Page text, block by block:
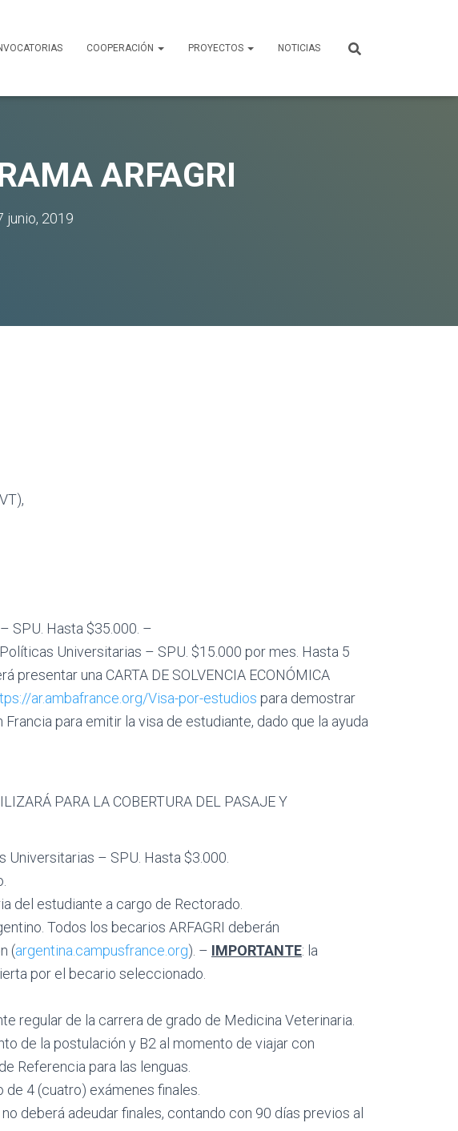
COOPERACIÓN PROYECTOS NOTICIAS
ARFAGRI
junio, 2019
SPU. Hasta $35.000. –
Universitarias – SPU. $15.000 por mes. Hasta 5
una CARTA DE SOLVENCIA ECONÓMICA
ar.ambafrance.org/Visa-por-estudios para demostrar
para emitir la visa de estudiante, dado que la ayuda
PARA LA COBERTURA DEL PASAJE Y
– SPU. Hasta $3.000.
del estudiante a cargo de Rectorado.
Todos los becarios ARFAGRI deberán
(argentina.campusfrance.org). – IMPORTANTE: la
por el becario seleccionado.
regular de la carrera de grado de Medicina Veterinaria.
de la postulación y B2 al momento de viajar con
Referencia para las lenguas.
4 (cuatro) exámenes finales.
deberá adeudar finales, contando con 90 días previos al